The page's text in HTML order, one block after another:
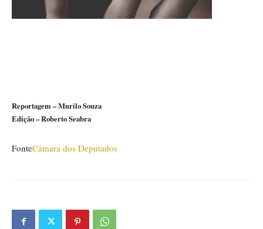
Reportagem – Murilo Souza
Edição – Roberto Seabra
FonteCâmara dos Deputados